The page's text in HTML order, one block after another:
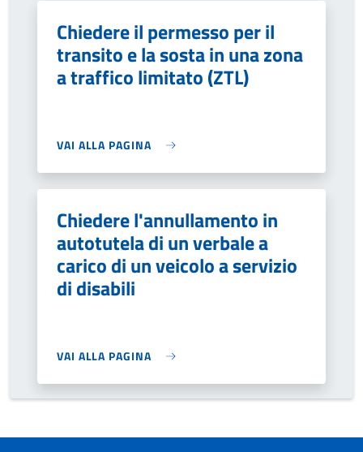
Chiedere il permesso per il
transito e la sosta in una zona
a traffico limitato (ZTL)
VAI ALLA PAGINA
Chiedere l'annullamento in
autotutela di un verbale a
carico di un veicolo a servizio
di disabili
VAI ALLA PAGINA